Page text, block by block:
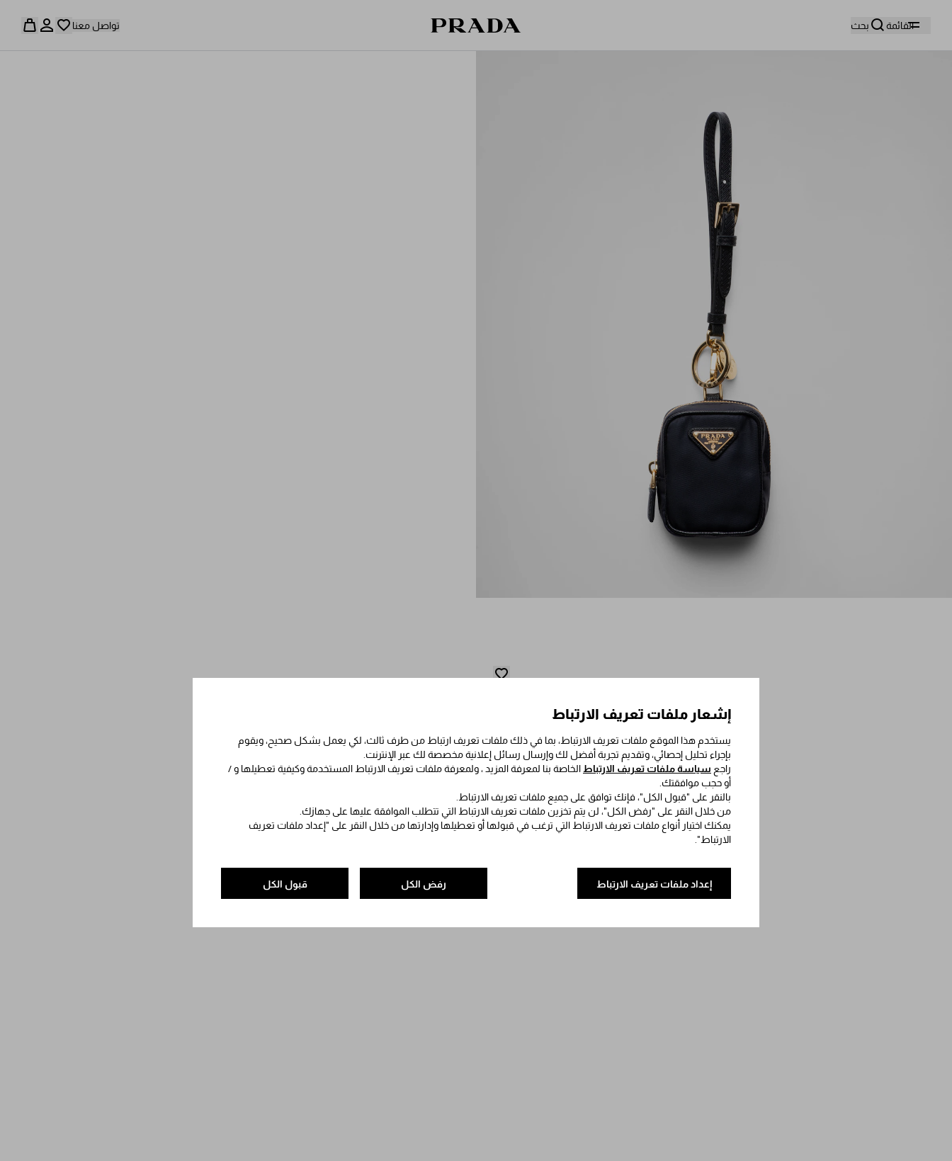
إشعار ملفات تعريف الارتباط
يستخدم هذا الموقع ملفات تعريف الارتباط، بما في ذلك ملفات تعريف ارتباط من طرف ثالث، لكي يعمل بشكل صحيح، ويقوم
بإجراء تحليل إحصائي، وتقديم تجربة أفضل لك وإرسال رسائل إعلانية مخصصة لك عبر الإنترنت.
راجع سياسة ملفات تعريف الارتباط الخاصة بنا لمعرفة المزيد ، ولمعرفة ملفات تعريف الارتباط المستخدمة وكيفية تعطيلها و /
أو حجب موافقتك.
بالنقر على "قبول الكل"، فإنك توافق على جميع ملفات تعريف الارتباط.
من خلال النقر على "رفض الكل"، لن يتم تخزين ملفات تعريف الارتباط التي تتطلب الموافقة عليها على جهازك.
يمكنك اختيار أنواع ملفات تعريف الارتباط التي ترغب في قبولها أو تعطيلها وإدارتها من خلال النقر على "إعداد ملفات تعريف
الارتباط".
قبول الكل رفض الكل إعداد ملفات تعريف الارتباط
القائمة بحث تواصل معنا سجِّل الدخول أو أنشئ حسابك الشخصي
واحفظوا قطعكم المفضّلة، واستلموها من هنا.
سجِّل الدخول أو أنشئ حسابك الشخصي